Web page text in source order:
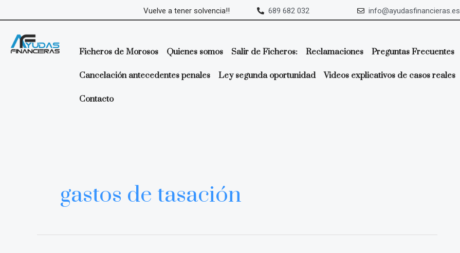
Vuelve a tener solvencia!! 689 682 032 info@ayudasfinancieras.es
Ficheros de Morosos Quienes somos Salir de Ficheros: Reclamaciones Preguntas Frecuentes
Cancelación antecedentes penales Ley segunda oportunidad Videos explicativos de casos reales
Contacto
gastos de tasación